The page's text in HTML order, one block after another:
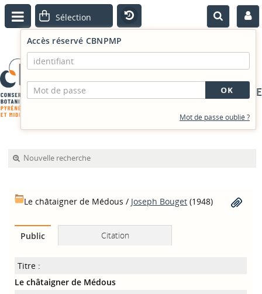
PORTAIL DOCUMENTAIRE
Accès réservé CBNPMP
Mot de passe oublié ?
Nouvelle recherche
Le châtaigner de Médous / Joseph Bouget (1948)
Public Citation
Titre :
Le châtaigner de Médous